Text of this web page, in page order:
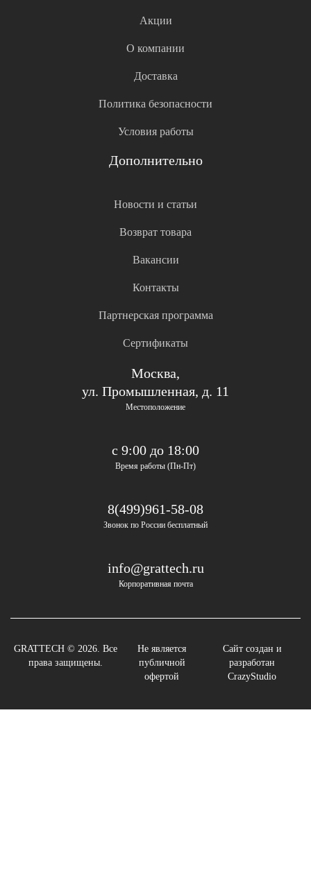
Акции
О компании
Доставка
Политика безопасности
Условия работы
Дополнительно
Новости и статьи
Возврат товара
Вакансии
Контакты
Партнерская программа
Сертификаты
Москва,
ул. Промышленная, д. 11
Местоположение
с 9:00 до 18:00
Время работы (Пн-Пт)
8(499)961-58-08
Звонок по России бесплатный
info@grattech.ru
Корпоративная почта
GRATTECH © 2026. Все
права защищены.
Не является
публичной
офертой
Сайт создан и
разработан
CrazyStudio